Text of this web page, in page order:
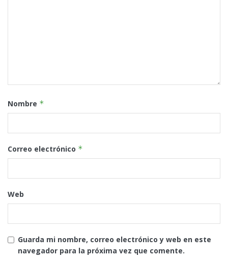
Nombre *
Correo electrónico *
Web
Guarda mi nombre, correo electrónico y web en este
navegador para la próxima vez que comente.